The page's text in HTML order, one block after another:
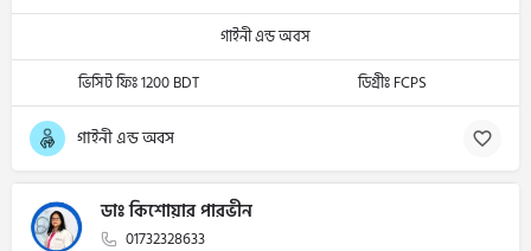
গাইনী এন্ড অবস
ভিসিট ফিঃ 1200 BDT
ডিগ্রীঃ FCPS
গাইনী এন্ড অবস
ডাঃ কিশোয়ার পারভীন
01732328633